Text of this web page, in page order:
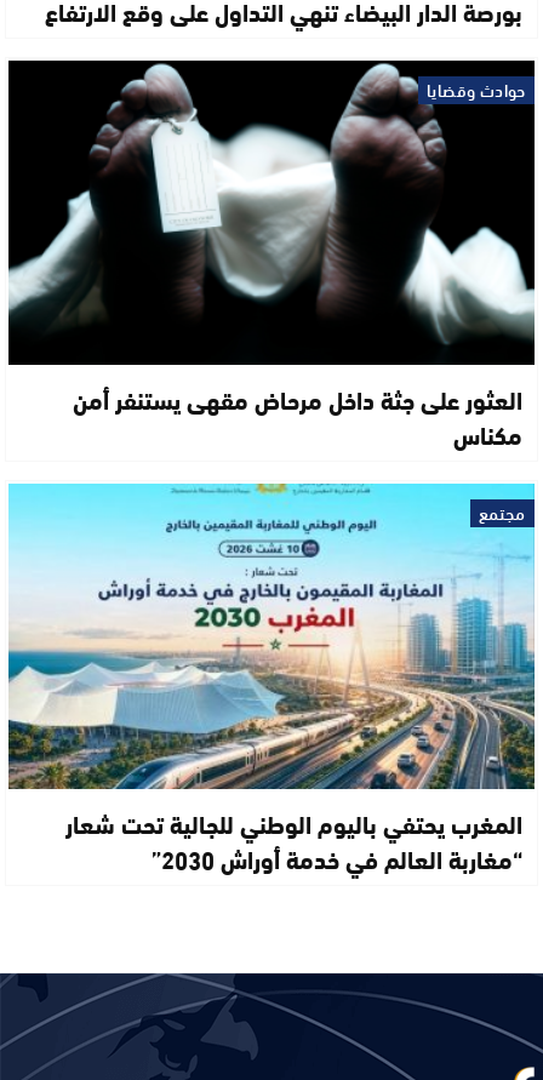
بورصة الدار البيضاء تنهي التداول على وقع الارتفاع
حوادث وقضايا
العثور على جثة داخل مرحاض مقهى يستنفر أمن
مكناس
مجتمع
المغرب يحتفي باليوم الوطني للجالية تحت شعار
“مغاربة العالم في خدمة أوراش 2030”